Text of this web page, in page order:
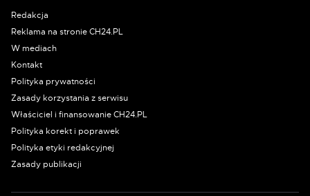
Redakcja
Reklama na stronie CH24.PL
W mediach
Kontakt
Polityka prywatności
Zasady korzystania z serwisu
Właściciel i finansowanie CH24.PL
Polityka korekt i poprawek
Polityka etyki redakcyjnej
Zasady publikacji